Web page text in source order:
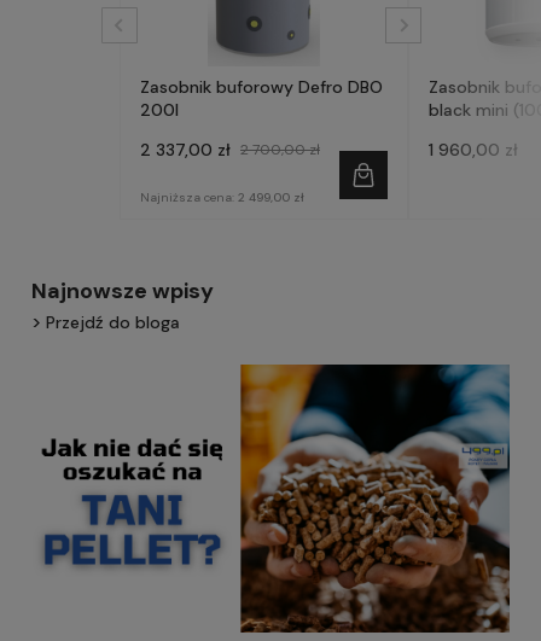
Zasobnik buforowy Defro DBO
200l
2 337,00 zł 2 700,00 zł
Najniższa cena: 2 499,00 zł
Zasobnik
black mini
1 960,00 zł
Najnowsze wpisy
Przejdź do bloga